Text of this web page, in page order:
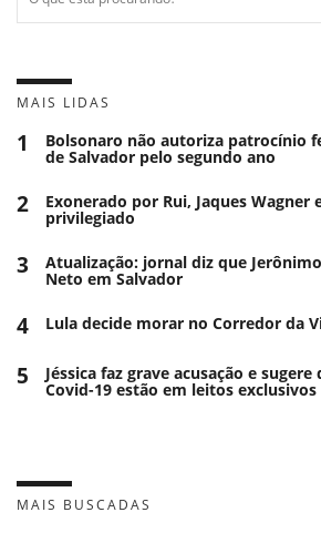
MAIS LIDAS
1 Bolsonaro não autoriza patrocínio
de Salvador pelo segundo ano
2 Exonerado por Rui, Jaques Wagner
privilegiado
3 Atualização: jornal diz que
Neto em Salvador
4 Lula decide morar no Corredor da
5 Jéssica faz grave acusação e
Covid-19 estão em leitos exclusivos
MAIS BUSCADAS